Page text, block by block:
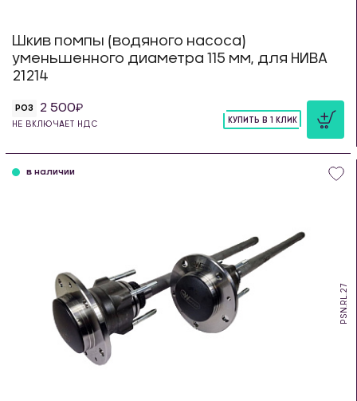
Шкив помпы (водяного насоса)
уменьшенного диаметра 115 мм, для НИВА
21214
РОЗ 2 500
НЕ ВКЛЮЧАЕТ НДС
КУПИТЬ В 1 КЛИК
PSN.RL.27
в наличии